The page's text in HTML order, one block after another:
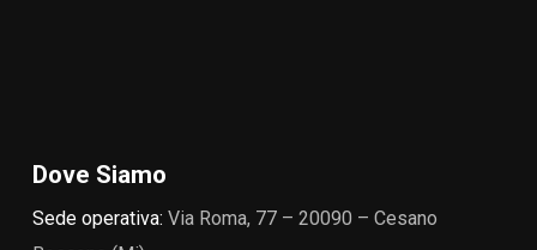
Dove Siamo
Sede operativa: Via Roma, 77 – 20090 – Cesano